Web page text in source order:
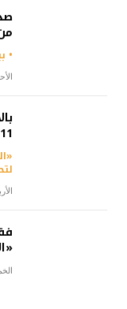
من
•
الأحد 10 شعبان
11 شخصاً بسبب «الازدواجية»
الأربعاء 29
الخميس 21